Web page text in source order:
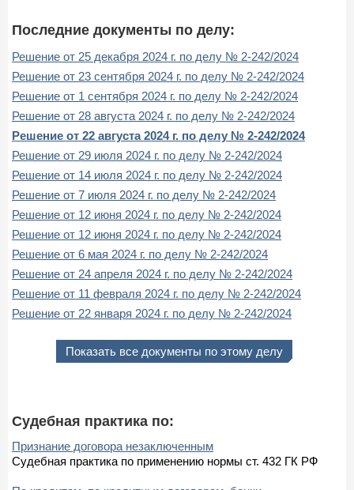
Последние документы по делу:
Решение от 25 декабря 2024 г. по делу № 2-242/2024
Решение от 23 сентября 2024 г. по делу № 2-242/2024
Решение от 1 сентября 2024 г. по делу № 2-242/2024
Решение от 28 августа 2024 г. по делу № 2-242/2024
Решение от 22 августа 2024 г. по делу № 2-242/2024
Решение от 29 июля 2024 г. по делу № 2-242/2024
Решение от 14 июля 2024 г. по делу № 2-242/2024
Решение от 7 июля 2024 г. по делу № 2-242/2024
Решение от 12 июня 2024 г. по делу № 2-242/2024
Решение от 12 июня 2024 г. по делу № 2-242/2024
Решение от 6 мая 2024 г. по делу № 2-242/2024
Решение от 24 апреля 2024 г. по делу № 2-242/2024
Решение от 11 февраля 2024 г. по делу № 2-242/2024
Решение от 22 января 2024 г. по делу № 2-242/2024
Показать все документы по этому делу
Судебная практика по:
Признание договора незаключенным
Судебная практика по применению нормы ст. 432 ГК РФ